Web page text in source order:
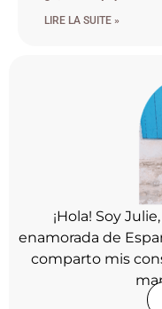
LIRE LA SUITE »
¡Hola! Soy
enamorada de
comparto mis